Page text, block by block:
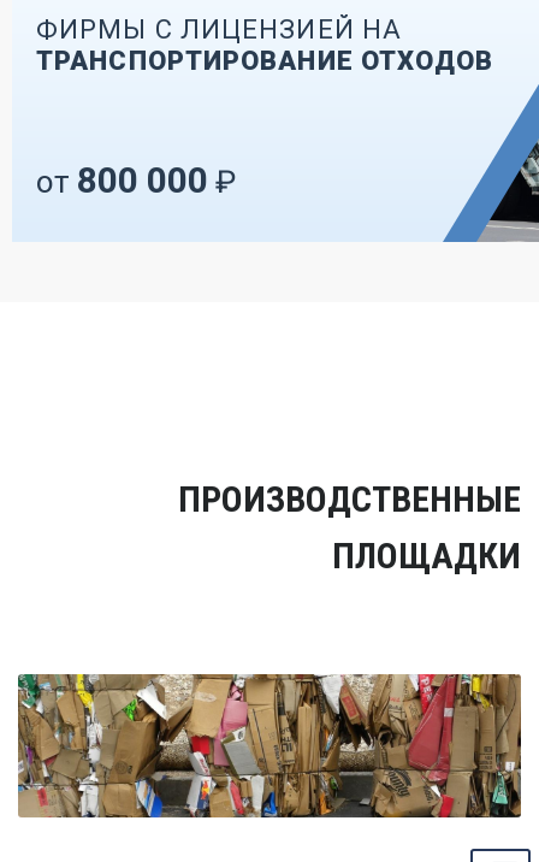
ФИРМЫ С ЛИЦЕНЗИЕЙ НА
ТРАНСПОРТИРОВАНИЕ ОТХОДОВ
от 800 000 ₽
ПРОИЗВОДСТВЕННЫЕ
ПЛОЩАДКИ